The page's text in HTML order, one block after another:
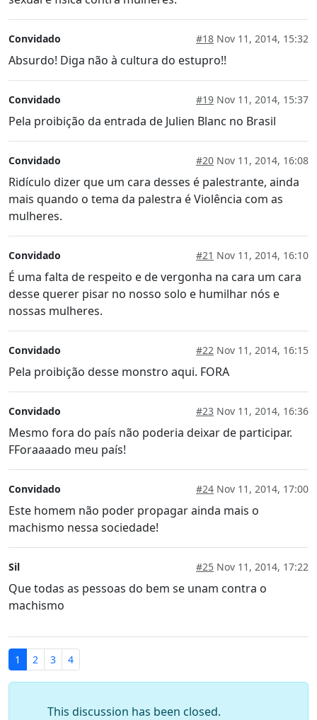
Convidado #18 Nov 11, 2014, 15:32
Absurdo! Diga não à cultura do estupro!!
Convidado #19 Nov 11, 2014, 15:37
Pela proibição da entrada de Julien Blanc no Brasil
Convidado #20 Nov 11, 2014, 16:08
Ridículo dizer que um cara desses é palestrante, ainda
mais quando o tema da palestra é Violência com as
mulheres.
Convidado #21 Nov 11, 2014, 16:10
É uma falta de respeito e de vergonha na cara um cara
desse querer pisar no nosso solo e humilhar nós e
nossas mulheres.
Convidado #22 Nov 11, 2014, 16:15
Pela proibição desse monstro aqui. FORA
Convidado #23 Nov 11, 2014, 16:36
Mesmo fora do país não poderia deixar de participar.
FForaaaado meu país!
Convidado #24 Nov 11, 2014, 17:00
Este homem não poder propagar ainda mais o
machismo nessa sociedade!
Sil #25 Nov 11, 2014, 17:22
Que todas as pessoas do bem se unam contra o
machismo
1 2 3 4
This discussion has been closed.